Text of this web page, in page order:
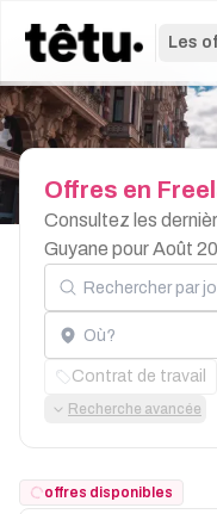
Les
Offres en
Consultez les
Guyane pour Août
Rechercher par job,
Localisation
Contrat de travail
Recherche avancée
offres disponibles